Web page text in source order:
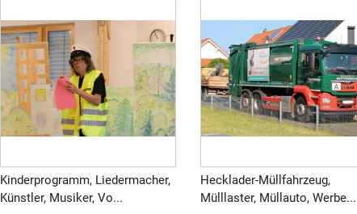
Kinderprogramm, Liedermacher,
Künstler, Musiker, Vo...
Hecklader-Müllfahrzeug,
Mülllaster, Müllauto, Werbe...